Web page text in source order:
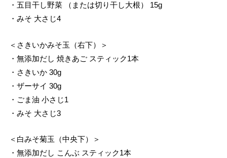
・五目干し野菜 （または切り干し大根） 15g
・みそ 大さじ4
＜さきいかみそ玉（右下）＞
・無添加だし 焼きあご スティック1本
・さきいか 30g
・ザーサイ 30g
・ごま油 小さじ1
・みそ 大さじ3
＜白みそ菊玉（中央下）＞
・無添加だし こんぶ スティック1本